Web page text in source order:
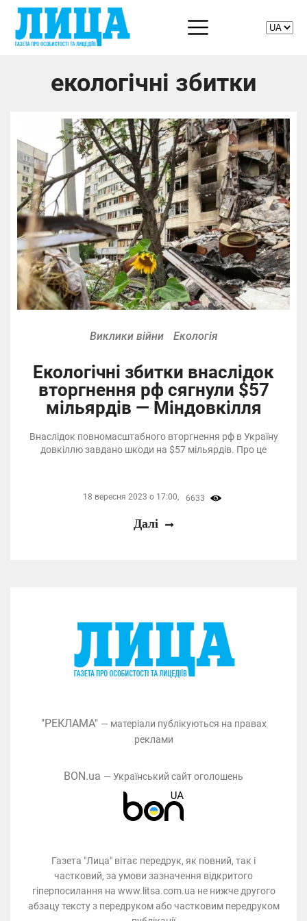
екологічні збитки
Виклики війни Екологія
Екологічні збитки внаслідок
вторгнення рф сягнули $57
мільярдів — Міндовкілля
Внаслідок повномасштабного вторгнення рф в Україну
довкіллю завдано шкоди на $57 мільярдів. Про це
18 вересня 2023 о 17:00, 6633
Далі
"РЕКЛАМА" — матеріали публікуються на правах
реклами
BON.ua — Український сайт оголошень
Газета "Лица" вітає передрук, як повний, так і
частковий, за умови зазначення відкритого
гіперпосилання на www.litsa.com.ua не нижче другого
абзацу тексту з передруком або частковим передруком